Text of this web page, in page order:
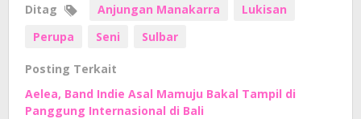
Ditag Anjungan Manakarra
Lukisan
Perupa
Seni Sulbar
Posting Terkait
Aelea, Band Indie Asal Mamuju Bakal Tampil di
Panggung Internasional di Bali